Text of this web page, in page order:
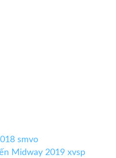
smvo
Midway 2019 xvsp